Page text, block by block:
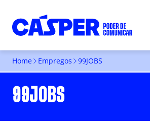
Home Empregos 99JOBS
99JOBS